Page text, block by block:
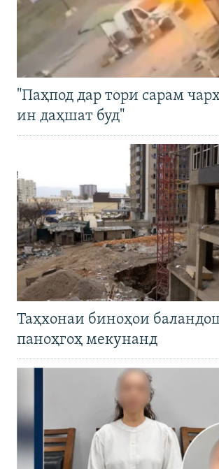
"Паҳпод дар тори сарам
ин даҳшат буд"
Таҳхонаи биноҳои
паноҳгоҳ мекунанд